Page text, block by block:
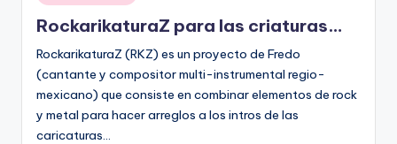
in
RockarikaturaZ para las criaturas…
RockarikaturaZ (RKZ) es un proyecto de Fredo
(cantante y compositor multi-instrumental regio-
mexicano) que consiste en combinar elementos de rock
y metal para hacer arreglos a los intros de las
caricaturas…